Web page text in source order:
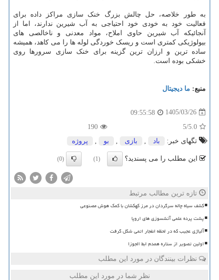
به طور خلاصه، حل چالش بزرگ خنک سازی مراکز داده برای
فعالیت خود به خودی خود احتیاجی به آب شیرین ندارند، اما از
آنجائیکه آب شیرین حاوی املاح، مواد معدنی و ناخالصی های
بیولوژیکی کمتری است و ریسک خوردگی لوله ها را می کاهد، همیشه
ساده ترین و ارزان ترین گزینه برای خنک سازی سرورها روی
خشکی بوده است.
منبع: ما دیجیتال
1405/03/26
09:55:58
5.0
/5
190
تگهای خبر:
باد بازی بو پروژه
این مطلب را می پسندید؟ (1)
(0)
تازه ترین مطالب مرتبط
کشف سیاه چاله سرگردان در مرز کهکشان با کمک هوش مصنوعی
پشت پرده علمی آتشسوزی های اروپا
آلیاژی عجیب که در لحظه انفجار اتمی شکل گرفت
اولین تصویر از ستاره همدم ابط الجوزا
نظرات بینندگان در مورد این مطلب
نظر شما در مورد این مطلب